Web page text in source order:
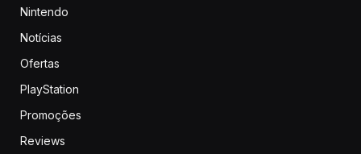
Nintendo
Notícias
Ofertas
PlayStation
Promoções
Reviews